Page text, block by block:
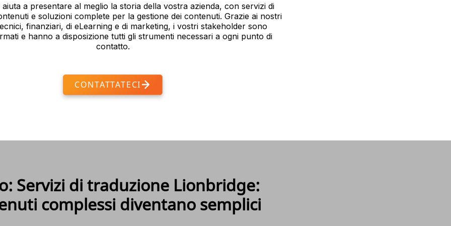
a presentare al meglio la storia della vostra azienda, con servizi di
e soluzioni complete per la gestione dei contenuti. Grazie ai nostri
finanziari, di eLearning e di marketing, i vostri stakeholder sono
e hanno a disposizione tutti gli strumenti necessari a ogni punto di
contatto.
CONTATTATECI
Servizi di traduzione Lionbridge:
complessi diventano semplici